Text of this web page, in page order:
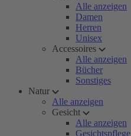
Alle anzeigen
Damen
Herren
Unisex
Accessoires
Alle anzeigen
Bücher
Sonstiges
Natur
Alle anzeigen
Gesicht
Alle anzeigen
Gesichtspflege